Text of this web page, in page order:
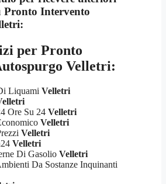
Pronto Intervento
per Pronto
Velletri:
Liquami Velletri
Ore Su 24 Velletri
Velletri
Velletri
Velletri
Di Gasolio Velletri
Da Sostanze Inquinanti